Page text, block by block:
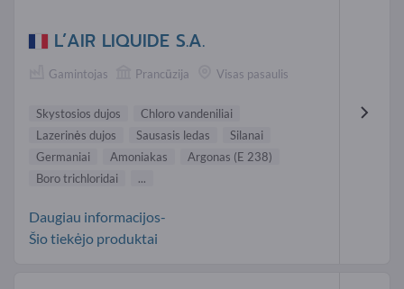
L’AIR LIQUIDE S.A.
Gamintojas Prancūzija Visas pasaulis
Skystosios dujos
Chloro vandeniliai
Lazerinės dujos
Sausasis ledas
Silanai
Germaniai
Amoniakas
Argonas (E 238)
Boro trichloridai
...
Daugiau informacijos-
Šio tiekėjo produktai